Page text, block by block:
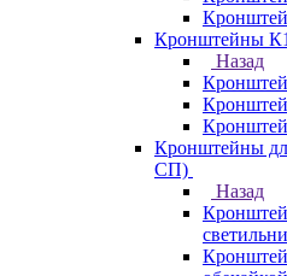
Кронштейны
Назад
Кронштейны
СП)
Назад